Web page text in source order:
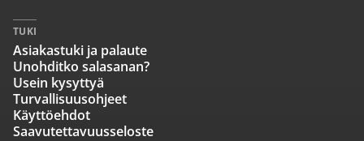
TUKI
Asiakastuki ja palaute
Unohditko salasanan?
Usein kysyttyä
Turvallisuusohjeet
Käyttöehdot
Saavutettavuusseloste